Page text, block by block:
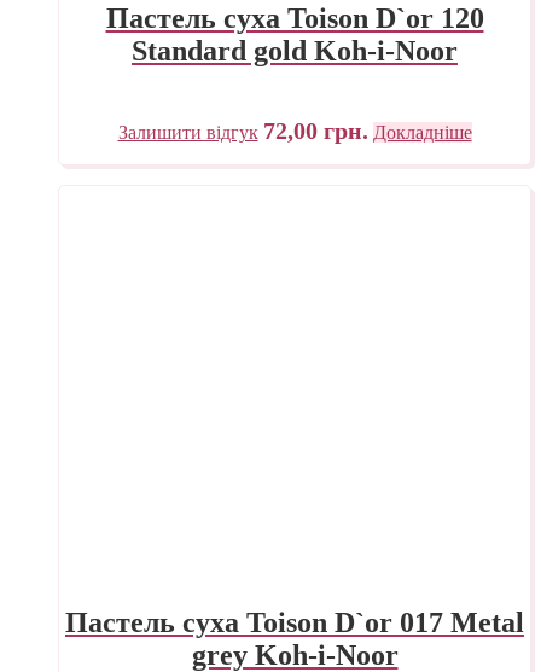
Пастель суха Toison D`or 120
Standard gold Koh-i-Noor
Залишити відгук 72,00 грн. Докладніше
Пастель суха Toison D`or 017 Metal
grey Koh-i-Noor